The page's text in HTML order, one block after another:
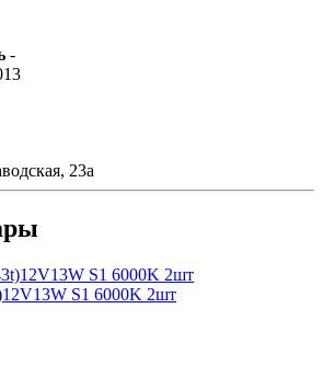
-
23а
S1 6000K 2шт